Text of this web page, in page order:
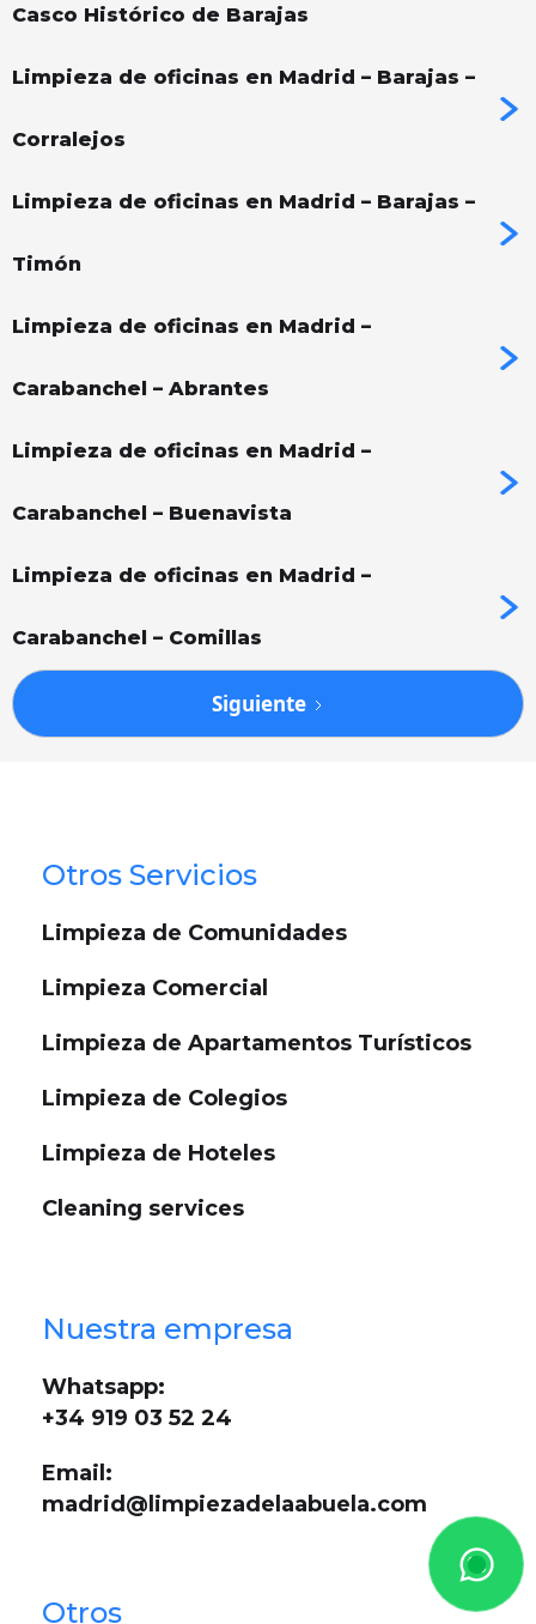
Casco Histórico de Barajas
Limpieza de oficinas en Madrid – Barajas –
Corralejos
Limpieza de oficinas en Madrid – Barajas –
Timón
Limpieza de oficinas en Madrid –
Carabanchel – Abrantes
Limpieza de oficinas en Madrid –
Carabanchel – Buenavista
Limpieza de oficinas en Madrid –
Carabanchel – Comillas
Siguiente
Otros Servicios
Limpieza de Comunidades
Limpieza Comercial
Limpieza de Apartamentos Turísticos
Limpieza de Colegios
Limpieza de Hoteles
Cleaning services
Nuestra empresa
Whatsapp:
+34 919 03 52 24
Email:
madrid@limpiezadelaabuela.com
Otros